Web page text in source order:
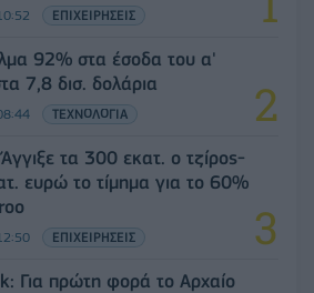
ΕΠΙΧΕΙΡΗΣΕΙΣ
92% στα έσοδα του α'
7,8 δισ. δολάρια
ΤΕΧΝΟΛΟΓΙΑ
Άγγιξε τα 300 εκατ. ο τζίρος-
ευρώ το τίμημα για το 60%
ΕΠΙΧΕΙΡΗΣΕΙΣ
Για πρώτη φορά το Αρχαίο